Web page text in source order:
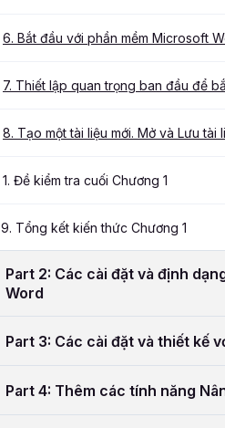
6. Bắt đầu với phần mềm Microsoft
7. Thiết lập quan trọng ban đầu để
8. Tạo một tài liệu mới. Mở và Lưu tài
1. Đề kiểm tra cuối Chương 1
9. Tổng kết kiến thức Chương 1
Part 2: Các cài đặt và định
Word
Part 3: Các cài đặt và thiết kế
Part 4: Thêm các tính năng